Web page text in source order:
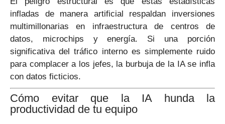
infladas de manera artificial respaldan inversiones
multimillonarias en infraestructura de centros de
datos, microchips y energía. Si una porción
significativa del tráfico interno es simplemente ruido
para complacer a los jefes, la burbuja de la IA se infla
con datos ficticios.
Cómo evitar que la IA hunda la
productividad de tu equipo